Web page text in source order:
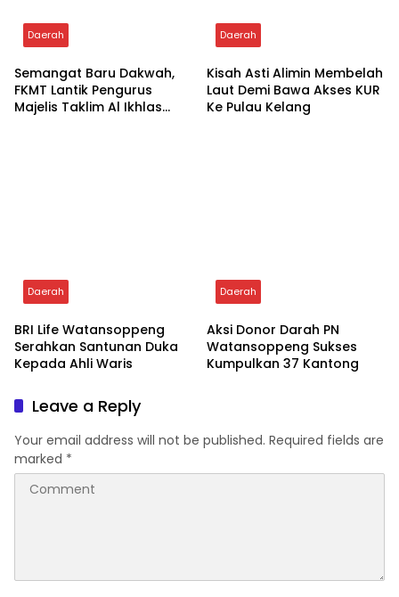
Daerah
Semangat Baru Dakwah,
FKMT Lantik Pengurus
Majelis Taklim Al Ikhlas
Daerah
Kisah Asti Alimin Membelah
Laut Demi Bawa Akses KUR
Ke Pulau Kelang
Daerah
BRI Life Watansoppeng
Serahkan Santunan Duka
Kepada Ahli Waris
Daerah
Aksi Donor Darah PN
Watansoppeng Sukses
Kumpulkan 37 Kantong
Leave a Reply
Your email address will not be published. Required fields are
marked *